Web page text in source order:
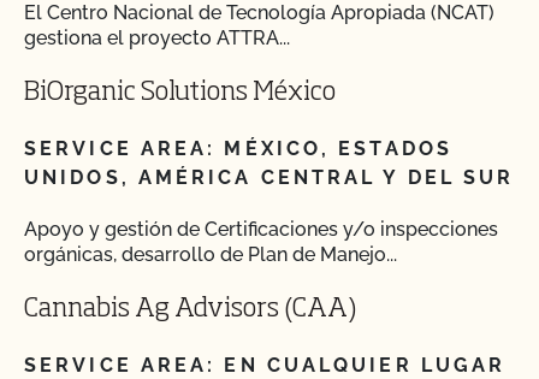
El Centro Nacional de Tecnología Apropiada (NCAT)
gestiona el proyecto ATTRA...
BiOrganic Solutions México
SERVICE AREA: MÉXICO, ESTADOS
UNIDOS, AMÉRICA CENTRAL Y DEL SUR
Apoyo y gestión de Certificaciones y/o inspecciones
orgánicas, desarrollo de Plan de Manejo...
Cannabis Ag Advisors (CAA)
SERVICE AREA: EN CUALQUIER LUGAR